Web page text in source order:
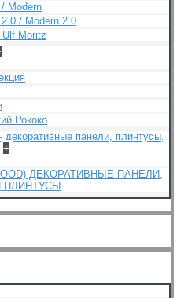
Modern
/ Modern 2.0
Moritz
Рококо
панели, плинтусы,
+
ДЕКОРАТИВНЫЕ ПАНЕЛИ,
ПЛИНТУСЫ